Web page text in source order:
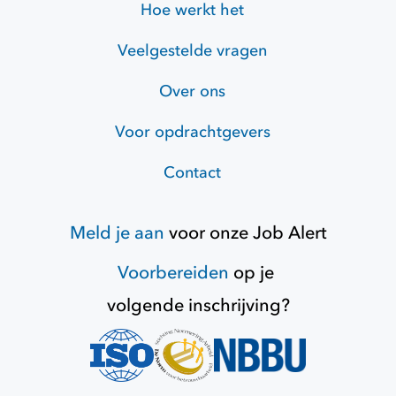
Hoe werkt het
Veelgestelde vragen
Over ons
Voor opdrachtgevers
Contact
Meld je aan voor onzeJob Alert
Voorbereiden op je
volgende inschrijving?